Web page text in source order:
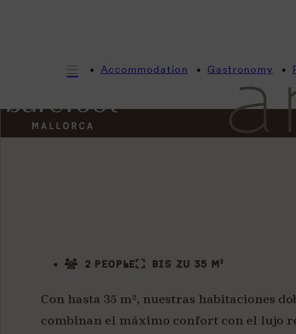
Accommodation Gastronomy
2 PEOPLE BIS ZU 35 M²
Con hasta 35 m², nuestras habitaciones
combinan el máximo confort con el lujo